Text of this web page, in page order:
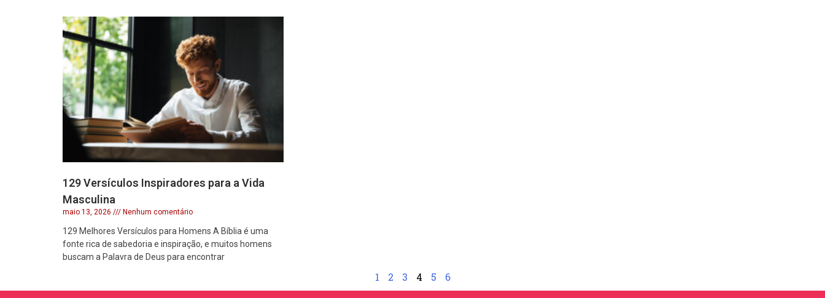
129 Versículos Inspiradores para a Vida
Masculina
maio 13, 2026 Nenhum comentário
129 Melhores Versículos para Homens A Bíblia é uma
fonte rica de sabedoria e inspiração, e muitos homens
buscam a Palavra de Deus para encontrar
1 2 3 4 5 6